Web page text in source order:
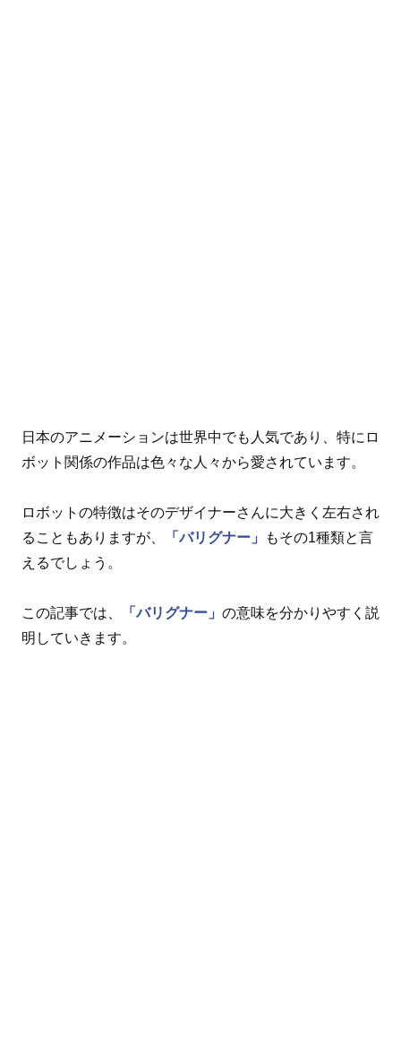
日本のアニメーションは世界中でも人気であり、特にロ
ボット関係の作品は色々な人々から愛されています。
ロボットの特徴はそのデザイナーさんに大きく左右され
ることもありますが、
「バリグナー」
もその1種類と言
えるでしょう。
この記事では、 「バリグナー」 の意味を分かりやすく説
明していきます。